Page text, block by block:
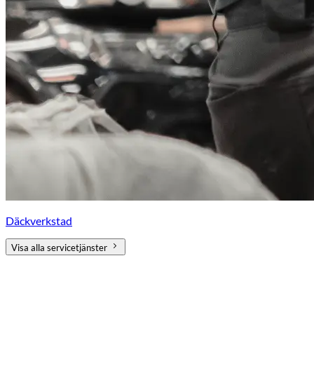
Däckverkstad
Visa alla servicetjänster